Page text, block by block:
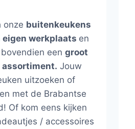
onze buitenkeukens
eigen werkplaats en
een groot
assortiment. Jouw
uitzoeken of
met de Brabantse
Of kom eens kijken
/ accessoires